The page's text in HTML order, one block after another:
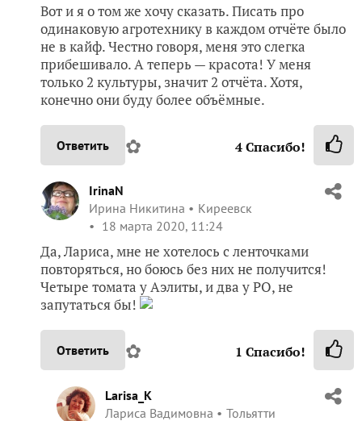
Вот и я о том же хочу сказать. Писать про
одинаковую агротехнику в каждом отчёте было
не в кайф. Честно говоря, меня это слегка
прибешивало. А теперь — красота! У меня
только 2 культуры, значит 2 отчёта. Хотя,
конечно они буду более объёмные.
Ответить ✿ 4Спасибо!
IrinaN
Ирина Никитина
Киреевск
18 марта 2020, 11:24
Да, Лариса, мне не хотелось с ленточками
повторяться, но боюсь без них не получится!
Четыре томата у Аэлиты, и два у РО, не
запутаться бы!
Ответить ✿ 1 Спасибо!
Larisa_K
Лариса Вадимовна
Тольятти